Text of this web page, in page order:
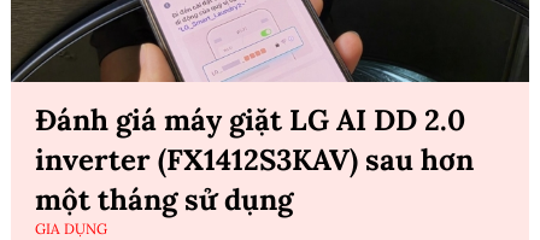
Đánh giá máy giặt LG AI DD 2.0
inverter (FX1412S3KAV) sau hơn
một tháng sử dụng
GIA DỤNG